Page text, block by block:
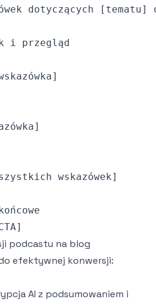
dotyczących [tematu]
i przegląd
wskazówek]
podcastu na blog
efektywnej konwersji:
AI z podsumowaniem i